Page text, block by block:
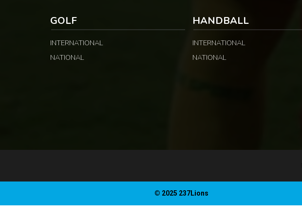
GOLF
INTERNATIONAL
NATIONAL
HANDBALL
INTERNATIONAL
NATIONAL
© 2025 237Lions